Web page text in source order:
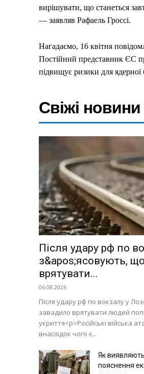
вирішувати, що станеться
— заявляв Рафаель Гроссі.
Нагадаємо, 16 квітня
Постійний представник ЄС
підвищує ризики для ядерної
Свіжі новини
Після удару рф по
з&apos;ясовують,
врятувати...
06.08.2026
Після удару рф по вокзалу у
завадило врятувати людей
укриття<p>Російські війська
внаслідок чого є...
Як
пояснення